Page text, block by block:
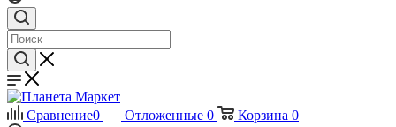
Сравнение0 Отложенные 0 Корзина 0